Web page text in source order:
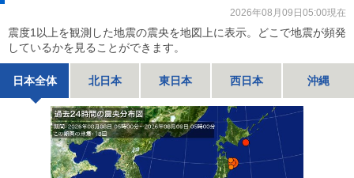
2026年08月09日05:00現在
震度1以上を観測した地震の震央を地図上に表示。どこで地震が頻発
しているかを見ることができます。
日本全体 北日本 東日本 西日本 沖縄